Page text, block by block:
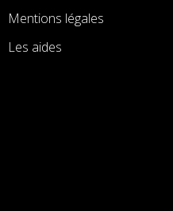
Mentions légales
Les aides